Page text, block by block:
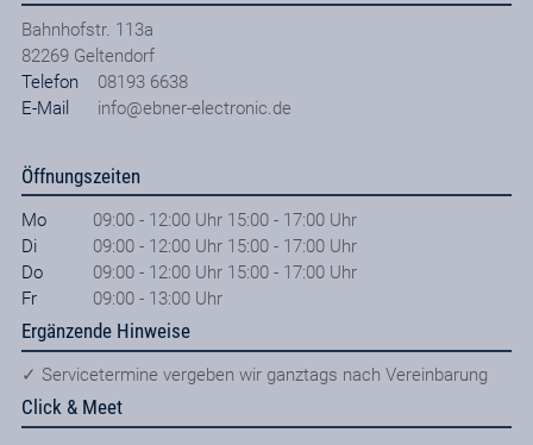
Bahnhofstr. 113a
82269 Geltendorf
Telefon
08193 6638
E-Mail
info@ebner-electronic.de
Öffnungszeiten
Mo
09:00 - 12:00 Uhr 15:00 - 17:00 Uhr
Di
09:00 - 12:00 Uhr 15:00 - 17:00 Uhr
Do
09:00 - 12:00 Uhr 15:00 - 17:00 Uhr
Fr
09:00 - 13:00 Uhr
Ergänzende Hinweise
✓ Servicetermine vergeben wir ganztags nach Vereinbarung
Click & Meet